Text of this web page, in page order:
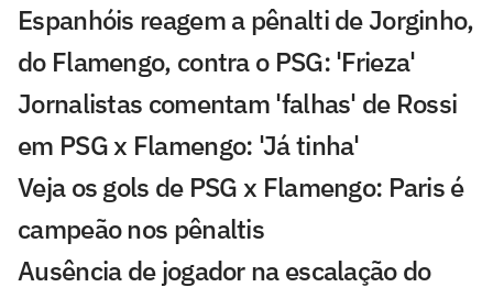
Espanhóis reagem a pênalti de Jorginho,
do Flamengo, contra o PSG: 'Frieza'
Jornalistas comentam 'falhas' de Rossi
em PSG x Flamengo: 'Já tinha'
Veja os gols de PSG x Flamengo: Paris é
campeão nos pênaltis
Ausência de jogador na escalação do